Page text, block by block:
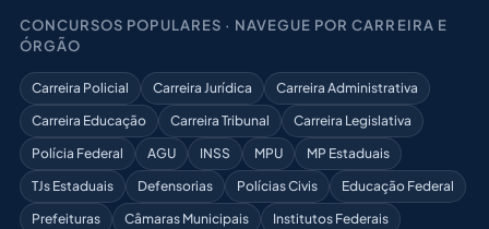
CONCURSOS POPULARES · NAVEGUE POR CARREIRA E
ÓRGÃO
Carreira Policial Carreira Jurídica
Carreira Administrativa
Carreira Educação
Carreira Tribunal
Carreira Legislativa
Polícia Federal
AGU INSS MPU
MP Estaduais
TJs Estaduais
Defensorias Polícias Civis
Educação Federal
Prefeituras
Câmaras Municipais Institutos Federais